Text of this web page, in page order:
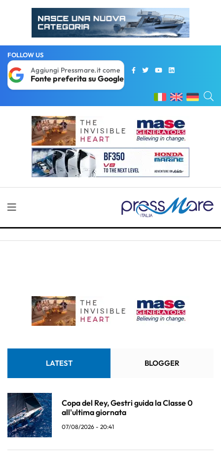
FOLLOW US
Aggiungi Pressmare.it come
Fonte preferita su Google
LATEST BLOGGER
Copa del Rey, Gestri guida la Classe 0
all'ultima giornata
07/08/2026 - 20:41